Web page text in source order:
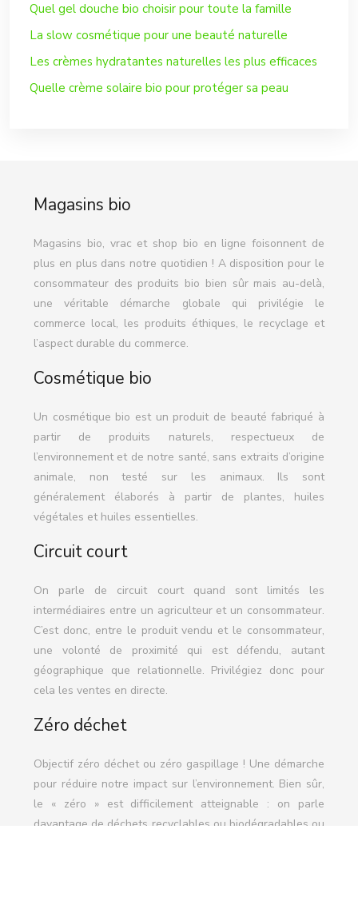
Quel gel douche bio choisir pour toute la famille
La slow cosmétique pour une beauté naturelle
Les crèmes hydratantes naturelles les plus efficaces
Quelle crème solaire bio pour protéger sa peau
Magasins bio
Magasins bio, vrac et shop bio en ligne foisonnent de
plus en plus dans notre quotidien ! A disposition pour le
consommateur des produits bio bien sûr mais au-delà,
une véritable démarche globale qui privilégie le
commerce local, les produits éthiques, le recyclage et
l’aspect durable du commerce.
Cosmétique bio
Un cosmétique bio est un produit de beauté fabriqué à
partir de produits naturels, respectueux de
l’environnement et de notre santé, sans extraits d’origine
animale, non testé sur les animaux. Ils sont
généralement élaborés à partir de plantes, huiles
végétales et huiles essentielles.
Circuit court
On parle de circuit court quand sont limités les
intermédiaires entre un agriculteur et un consommateur.
C’est donc, entre le produit vendu et le consommateur,
une volonté de proximité qui est défendu, autant
géographique que relationnelle. Privilégiez donc pour
cela les ventes en directe.
Zéro déchet
Objectif zéro déchet ou zéro gaspillage ! Une démarche
pour réduire notre impact sur l’environnement. Bien sûr,
le « zéro » est difficilement atteignable : on parle
davantage de déchets recyclables ou biodégradables ou